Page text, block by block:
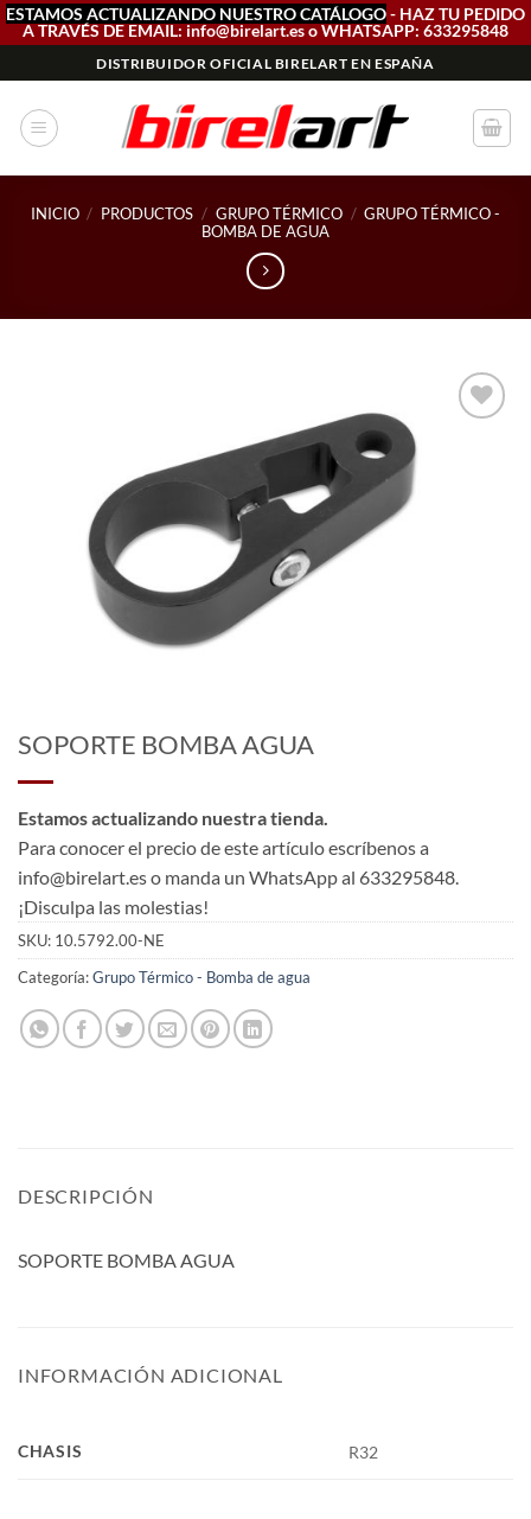
ESTAMOS ACTUALIZANDO NUESTRO CATÁLOGO- HAZ TU PEDIDO
A TRAVÉS DE EMAIL: info@birelart.es o WHATSAPP: 633295848
al
contenido
DISTRIBUIDOR OFICIAL BIRELART EN ESPAÑA
INICIO / PRODUCTOS / GRUPO TÉRMICO / GRUPO TÉRMICO -
BOMBA DE AGUA
SOPORTE BOMBA AGUA
Estamos actualizando nuestra tienda.
Para conocer el precio de este artículo escríbenos a
info@birelart.es o manda un WhatsApp al 633295848.
¡Disculpa las molestias!
SKU: 10.5792.00-NE
Categoría:Grupo Térmico - Bomba de agua
DESCRIPCIÓN
SOPORTE BOMBA AGUA
INFORMACIÓN ADICIONAL
CHASIS R32